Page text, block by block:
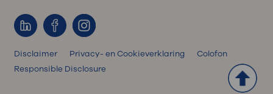
Disclaimer Privacy- en Cookieverklaring
Colofon
Responsible Disclosure